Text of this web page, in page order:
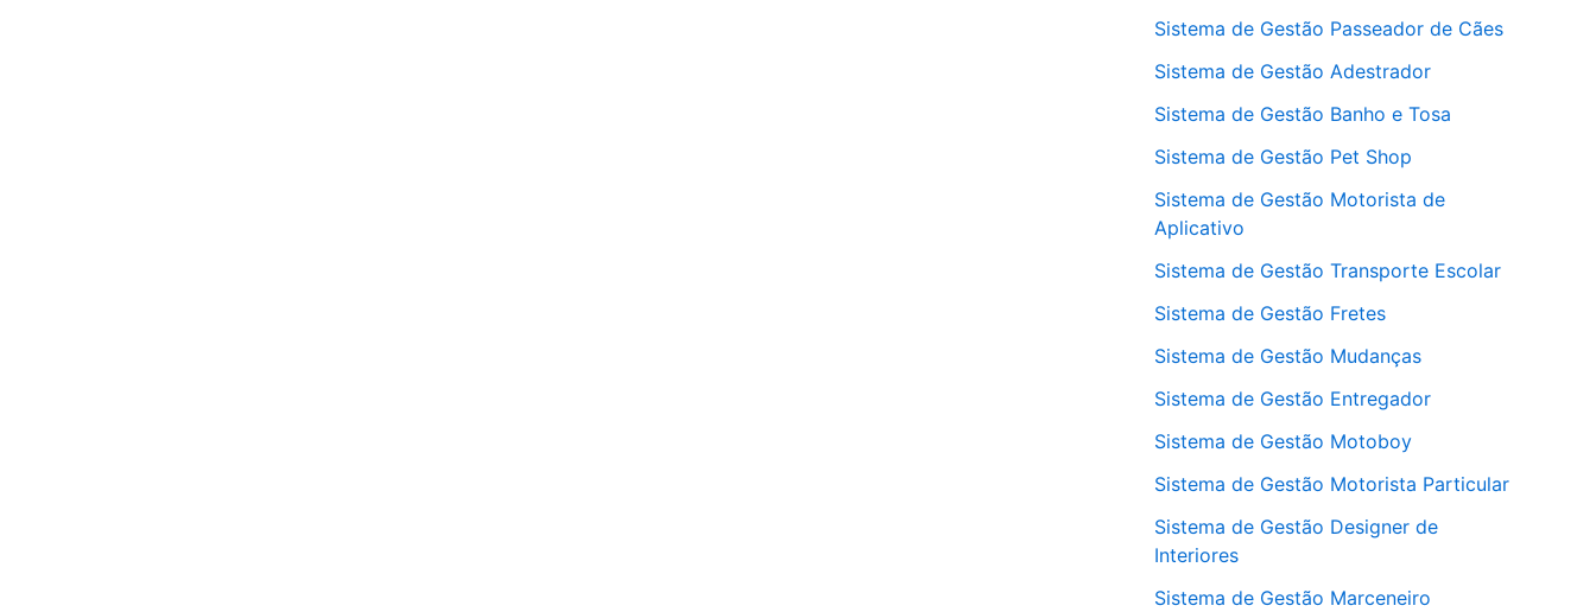
Sistema de Gestão Passeador de Cães
Sistema de Gestão Adestrador
Sistema de Gestão Banho e Tosa
Sistema de Gestão Pet Shop
Sistema de Gestão Motorista de
Aplicativo
Sistema de Gestão Transporte Escolar
Sistema de Gestão Fretes
Sistema de Gestão Mudanças
Sistema de Gestão Entregador
Sistema de Gestão Motoboy
Sistema de Gestão Motorista Particular
Sistema de Gestão Designer de
Interiores
Sistema de Gestão Marceneiro